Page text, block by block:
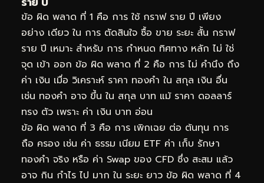
ข้อ ผิด พลาด ที่ 1 คือ การ ใช้ กราฟ ราย ปี เพียง
อย่าง เดียว ใน การ ตัดสินใจ ซื้อ ขาย ระยะ สั้น กราฟ
ราย ปี เหมาะ สำหรับ การ กำหนด ทิศทาง หลัก ไม่ ใช่
จุด เข้า ออก ข้อ ผิด พลาด ที่ 2 คือ การ ไม่ คำนึง ถึง
ค่า เงิน เมื่อ วิเคราะห์ ราคา ทองคำ ใน สกุล เงิน อื่น
เช่น ทองคำ อาจ ขึ้น ใน สกุล บาท แม้ ราคา ดอลลาร์
ทรง ตัว เพราะ ค่า เงิน บาท อ่อน
ข้อ ผิด พลาด ที่ 3 คือ การ เพิกเฉย ต่อ ต้นทุน การ
ถือ ครอง เช่น ค่า ธรรม เนียม ETF ค่า เก็บ รักษา
ทองคำ จริง หรือ ค่า Swap ของ CFD ซึ่ง สะสม แล้ว
อาจ กิน กำไร ไป มาก ใน ระยะ ยาว ข้อ ผิด พลาด ที่ 4